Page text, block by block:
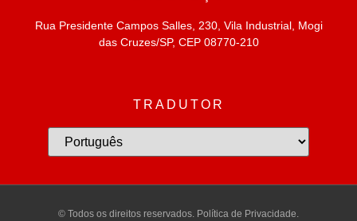
Rua Presidente Campos Salles, 230, Vila Industrial, Mogi
das Cruzes/SP, CEP 08770-210
TRADUTOR
© Todos os direitos reservados. Política de Privacidade.